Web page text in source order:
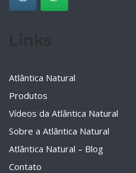
Atlântica Natural
Produtos
Vídeos da Atlântica Natural
Sobre a Atlântica Natural
Atlântica Natural – Blog
Contato